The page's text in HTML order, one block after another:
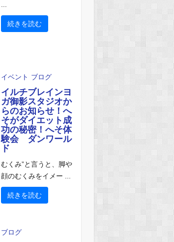
...
続きを読む
イベント ブログ
イルチブレインヨ
ガ御影スタジオか
らのお知らせ！へ
そがダイエット成
功の秘密！へそ体
験会 ダンワール
ド
むくみ”と言うと、脚や
顔のむくみをイメー ...
続きを読む
ブログ